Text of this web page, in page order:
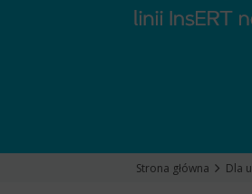
Strona główna Dla